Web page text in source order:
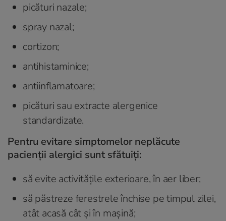
picături nazale;
spray nazal;
cortizon;
antihistaminice;
antiinflamatoare;
picături sau extracte alergenice
standardizate.
Pentru evitare simptomelor neplăcute
pacienții alergici sunt sfătuiți:
să evite activitățile exterioare, în aer liber;
să păstreze ferestrele închise pe timpul zilei,
atât acasă cât și în mașină;